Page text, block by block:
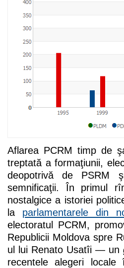
Aflarea PCRM timp de
treptată a formaţiunii,
deopotrivă de PSRM
semnificaţii. În primul
nostalgice a istoriei
la parlamentarele din
electoratul PCRM,
Republicii Moldova spre
ul lui Renato Usatîi — un
recentele alegeri